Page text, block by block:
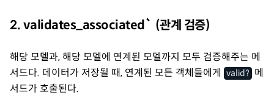
2. validates_associated` (관계 검증)
해당 모델과, 해당 모델에 연계된 모델까지 모두 검증해주는 메
서드다. 데이터가 저장될 때, 연계된 모든 객체들에게
valid? 메
서드가 호출된다.